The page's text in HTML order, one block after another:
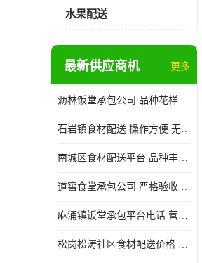
水果配送
最新供应商机 更多
沥林饭堂承包公司 品种花样丰富 提高员工饮食质量
石岩镇食材配送 操作方便 无需亲自管理
南城区食材配送平台 品种丰富 配送时间较短
道窖食堂承包公司 严格验收 维持供膳品质稳定
麻涌镇饭堂承包平台电话 营养均衡 定期推出新菜式
松岗松涛社区食材配送价格 搭配均匀 菜式品种类别多